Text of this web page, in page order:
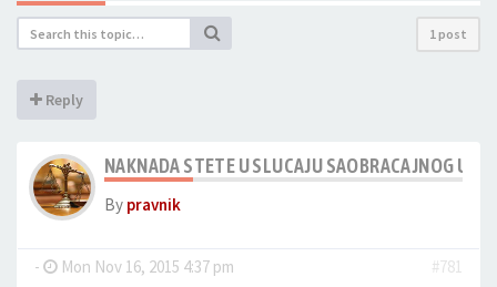
1 post
Reply
NAKNADA STETE U SLUCAJU SAOBRACAJNOG
By pravnik
- Mon Nov 16, 2015 4:37 pm #781